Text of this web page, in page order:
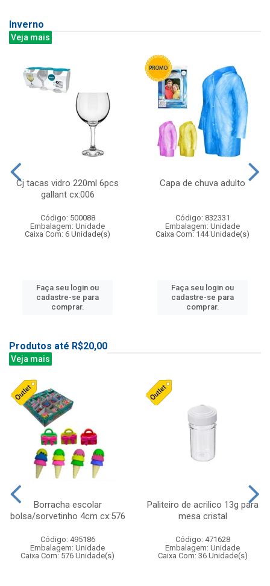
Inverno
Veja mais
Cj tacas vidro 220ml 6pcs
gallant cx:006
Código: 500088
Embalagem: Unidade
Caixa Com: 6 Unidade(s)
Faça seu login ou
cadastre-se para
comprar.
Capa de chuva adulto
Código: 832331
Embalagem: Unidade
Caixa Com: 144 Unidade(s)
Faça seu login ou
cadastre-se para
comprar.
Produtos até R$20,00
Veja mais
Borracha escolar
bolsa/sorvetinho 4cm cx:576
Código: 495186
Embalagem: Unidade
Caixa Com: 576 Unidade(s)
Paliteiro de acrilico 13g para
mesa cristal
Código: 471628
Embalagem: Unidade
Caixa Com: 36 Unidade(s)